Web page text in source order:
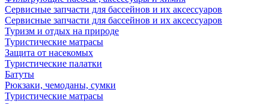
Cервисные запчасти для бассейнов и их аксессуаров
Cервисные запчасти для бассейнов и их аксессуаров
Туризм и отдых на природе
Туристические матрасы
Защита от насекомых
Туристические палатки
Батуты
Рюкзаки, чемоданы, сумки
Туристические матрасы